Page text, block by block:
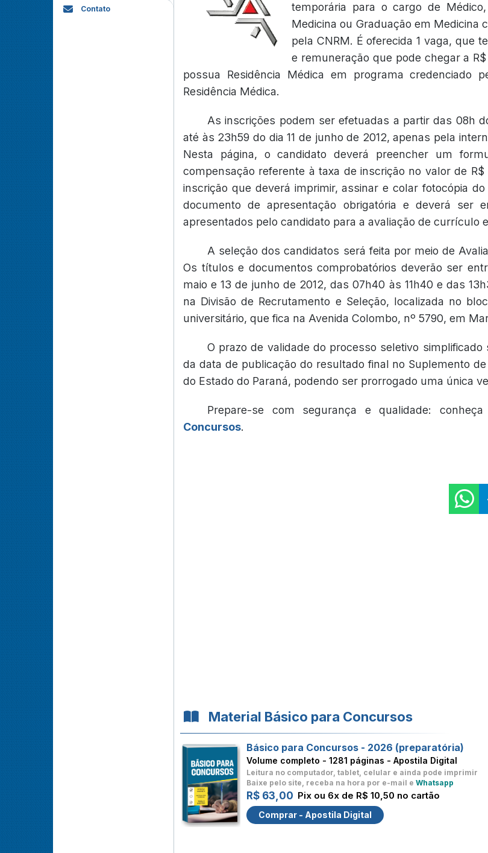
Contato
temporária para o cargo de
Medicina ou Graduação em Medicina
pela CNRM. É oferecida 1 vaga, que
e remuneração que pode chegar a
possua Residência Médica em programa credenciado
Residência Médica.
As inscrições podem ser efetuadas a partir das 08h
até às 23h59 do dia 11 de junho de 2012, apenas pela
Nesta página, o candidato deverá preencher um
compensação referente à taxa de inscrição no valor de
inscrição que deverá imprimir, assinar e colar fotocópia
documento de apresentação obrigatória e deverá ser
apresentados pelo candidato para a avaliação de currículo
A seleção dos candidatos será feita por meio de
Os títulos e documentos comprobatórios deverão ser
maio e 13 de junho de 2012, das 07h40 às 11h40 e das
na Divisão de Recrutamento e Seleção, localizada no
universitário, que fica na Avenida Colombo, nº 5790, em
O prazo de validade do processo seletivo
da data de publicação do resultado final no Suplemento
do Estado do Paraná, podendo ser prorrogado uma única
Prepare-se com segurança e qualidade:
Concursos.
Material Básico para Concursos
Básico para Concursos - 2026 (preparatória)
Volume completo - 1281 páginas - Apostila Digital
Leitura no computador, tablet, celular e ainda pode imprimir
Baixe pelo site, receba na hora por e-mail e Whatsapp
R$ 63,00 Pix ou 6x de R$ 10,50 no cartão
Comprar - Apostila Digital